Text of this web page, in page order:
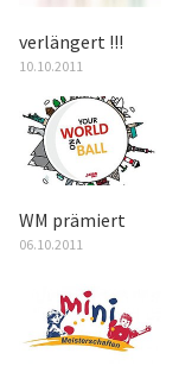
verlängert !!!
10.10.2011
WM prämiert
06.10.2011